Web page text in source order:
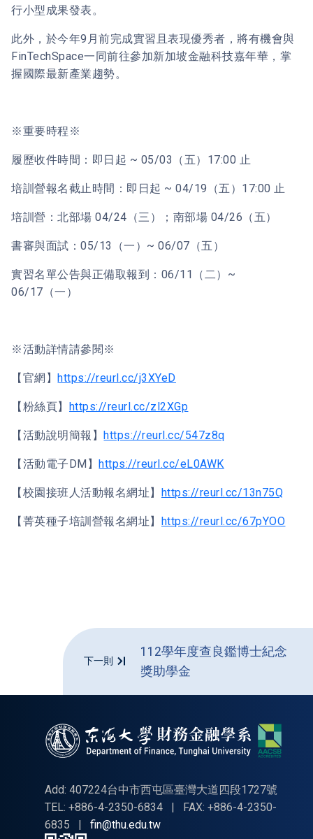
行小型成果發表。
此外，於今年9月前完成實習且表現優秀者，將有機會與
FinTechSpace一同前往參加新加坡金融科技嘉年華，掌
握國際最新產業趨勢。
※重要時程※
履歷收件時間：即日起 ~ 05/03（五）17:00 止
培訓營報名截止時間：即日起 ~ 04/19（五）17:00 止
培訓營：北部場 04/24（三）；南部場 04/26（五）
書審與面試：05/13（一）~ 06/07（五）
實習名單公告與正備取報到：06/11（二）~
06/17（一）
※活動詳情請參閱※
【官網】https://reurl.cc/j3XYeD
【粉絲頁】 https://reurl.cc/zl2XGp
【活動說明簡報】https://reurl.cc/547z8q
【活動電子DM】https://reurl.cc/eL0AWK
【校園接班人活動報名網址】 https://reurl.cc/13n75Q
【菁英種子培訓營報名網址】 https://reurl.cc/67pYOO
下一則
112學年度查良鑑博士紀念
獎助學金
Add: 407224台中市西屯區臺灣大道四段1727號
TEL: +886-4-2350-6834
|
FAX: +886-4-2350-
6835
| fin@thu.edu.tw